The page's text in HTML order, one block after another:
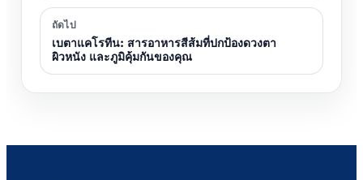
ถัดไป
เบตาแคโรทีน: สารอาหารสีส้มที่ปกป้องดวงตา
ผิวหนัง และภูมิคุ้มกันของคุณ